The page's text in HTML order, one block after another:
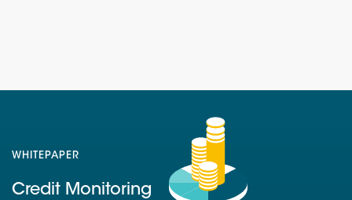
WHITEPAPER
Credit Monitoring